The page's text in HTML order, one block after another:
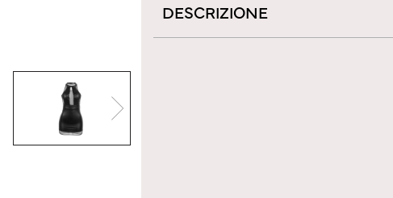
DESCRIZIONE